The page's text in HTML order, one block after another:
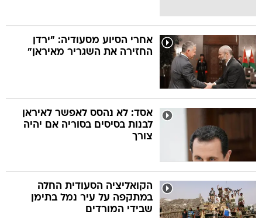
אחרי הסיוע מסעודיה: "ירדן
החזירה את השגריר מאיראן"
אסד: לא נהסס לאפשר לאיראן
לבנות בסיסים בסוריה אם יהיה
צורך
הקואליציה הסעודית החלה
במתקפה על עיר נמל בתימן
שבידי המורדים